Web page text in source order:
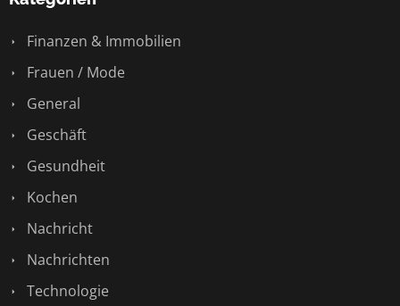
Finanzen & Immobilien
Frauen / Mode
General
Geschäft
Gesundheit
Kochen
Nachricht
Nachrichten
Technologie